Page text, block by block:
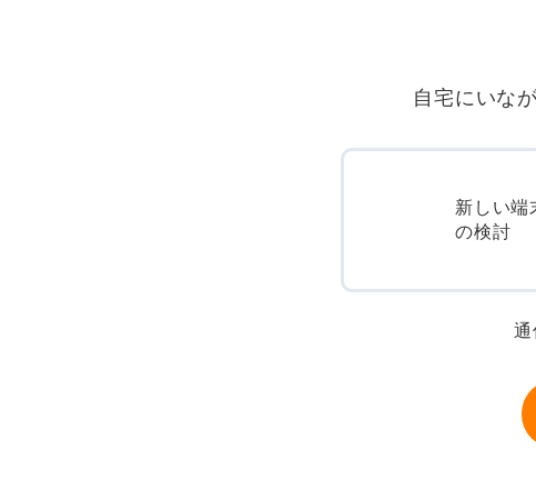
自宅にいな
新しい端
の検討
通